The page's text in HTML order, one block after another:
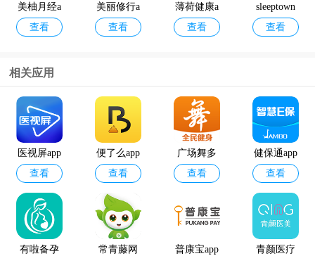
美柚月经a
pp
查看
美丽修行a
pp
查看
薄荷健康a
pp官方正
查看
sleeptown
睡眠小镇
查看
华为穿戴a
pp
查看
pp最新版
查看
相关应用
医视屏app
查看
便了么app
安卓版
查看
广场舞多
多app
查看
健保通app
查看
有啦备孕
常青藤网
普康宝app
青颜医疗